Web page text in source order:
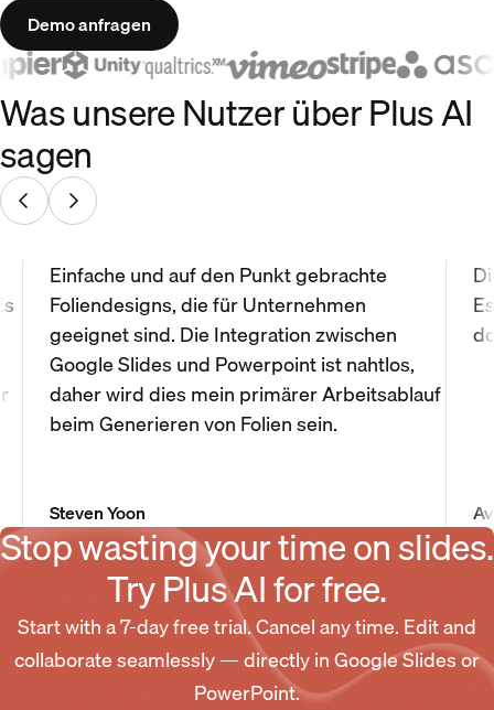
Demo anfragen
Was unsere Nutzer über Plus AI
sagen
Einfache und auf den Punkt gebrachte
Foliendesigns, die für Unternehmen
geeignet sind. Die Integration zwischen
Google Slides und Powerpoint ist nahtlos,
daher wird dies mein primärer Arbeitsablauf
beim Generieren von Folien sein.
Steven Yoon
Stop wasting your time on slides.
Try Plus AI for free.
Start with a 7-day free trial. Cancel any time. Edit and
collaborate seamlessly — directly in Google Slides or
PowerPoint.